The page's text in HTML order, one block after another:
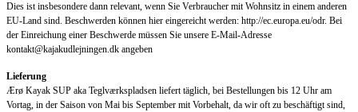
Dies ist insbesondere dann relevant, wenn Sie Verbraucher mit Wohnsitz in einem anderen
EU-Land sind. Beschwerden können hier eingereicht werden: http://ec.europa.eu/odr. Bei
der Einreichung einer Beschwerde müssen Sie unsere E-Mail-Adresse
kontakt@kajakudlejningen.dk angeben
Lieferung
Ærø Kayak SUP aka Teglværkspladsen liefert täglich, bei Bestellungen bis 12 Uhr am
Vortag, in der Saison von Mai bis September mit Vorbehalt, da wir oft zu beschäftigt sind,